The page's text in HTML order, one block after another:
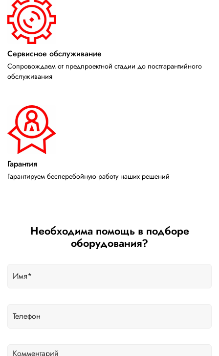
Сервисное обслуживание
Сопровождаем от предпроектной стадии до постгарантийного
обслуживания
Гарантия
Гарантируем бесперебойную работу наших решений
Необходима помощь в подборе
оборудования?